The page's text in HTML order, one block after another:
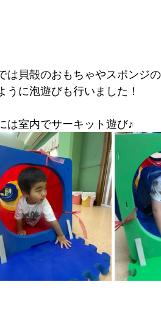
は貝殻のおもちゃやスポンジ
うに泡遊びも行いました！
は室内でサーキット遊び♪